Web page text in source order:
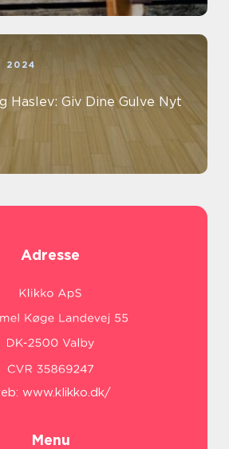
2024
Haslev: Giv Dine Gulve Nyt
Adresse
www.klikko.dk/
Menu